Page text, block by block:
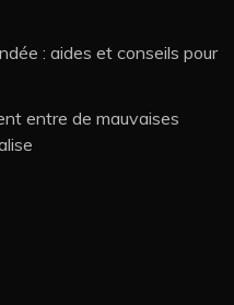
: aides et conseils pour
entre de mauvaises